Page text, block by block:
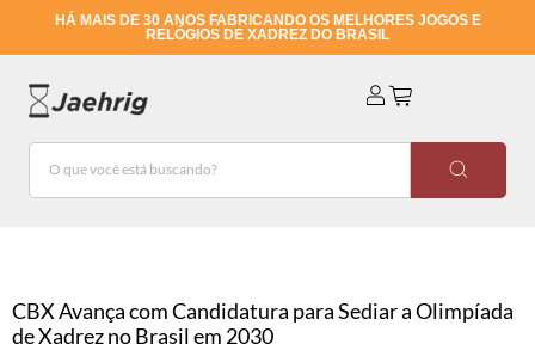
HÁ MAIS DE 30 ANOS FABRICANDO OS MELHORES JOGOS E
RELÓGIOS DE XADREZ DO BRASIL
CBX Avança com Candidatura para Sediar a Olimpíada
de Xadrez no Brasil em 2030